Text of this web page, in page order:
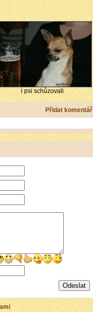
i psi schůzovali
Přidat komentář